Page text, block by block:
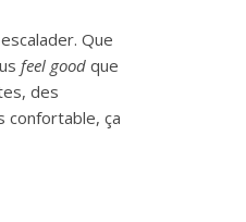
Que
feel good que
des
confortable, ça